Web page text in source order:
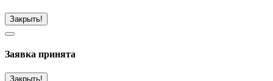
Закрыть!
Заявка принята
Закрыть!